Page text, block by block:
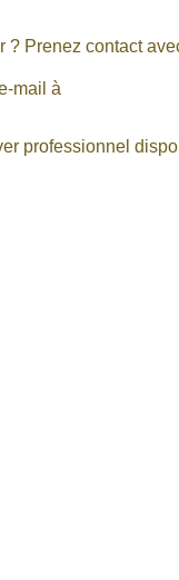
? Prenez contact
mail à
professionnel